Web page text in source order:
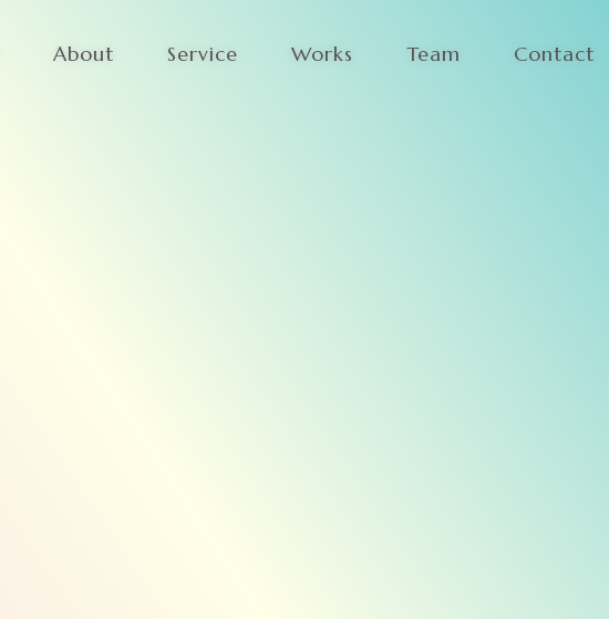
About Service Works Team Contact